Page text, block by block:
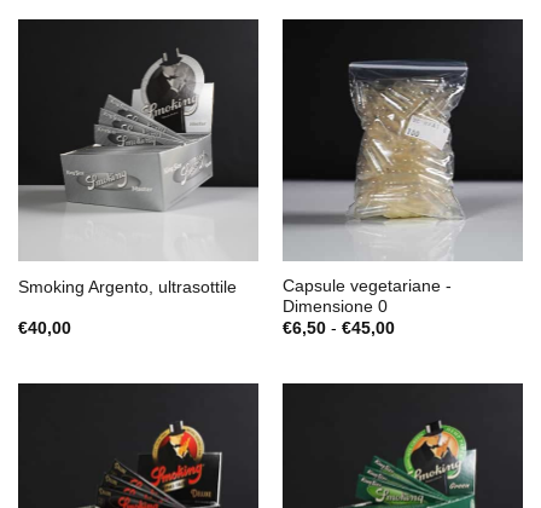
Smoking Argento, ultrasottile
€40,00
Capsule vegetariane -
Dimensione 0
€6,50 - €45,00Fascia
€45,00